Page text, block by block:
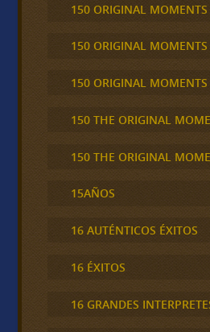
150 ORIGINAL MOMENTS
150 ORIGINAL MOMENTS
150 ORIGINAL MOMENTS
150 THE ORIGINAL
150 THE ORIGINAL
15AÑOS
16 AUTÉNTICOS ÉXITOS
16 ÉXITOS
16 GRANDES